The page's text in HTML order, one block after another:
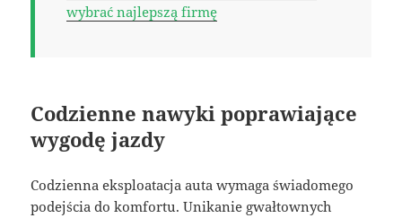
wybrać najlepszą firmę
Codzienne nawyki poprawiające
wygodę jazdy
Codzienna eksploatacja auta wymaga świadomego
podejścia do komfortu. Unikanie gwałtownych